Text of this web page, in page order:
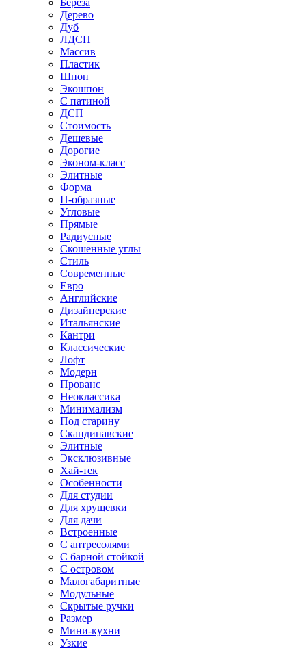
Береза
Дерево
Дуб
ЛДСП
Массив
Пластик
Шпон
Экошпон
С патиной
ДСП
Стоимость
Дешевые
Дорогие
Эконом-класс
Элитные
Форма
П-образные
Угловые
Прямые
Радиусные
Скошенные углы
Стиль
Современные
Евро
Английские
Дизайнерские
Итальянские
Кантри
Классические
Лофт
Модерн
Прованс
Неоклассика
Минимализм
Под старину
Скандинавские
Элитные
Эксклюзивные
Хай-тек
Особенности
Для студии
Для хрущевки
Для дачи
Встроенные
С антресолями
С барной стойкой
С островом
Малогабаритные
Модульные
Скрытые ручки
Размер
Мини-кухни
Узкие